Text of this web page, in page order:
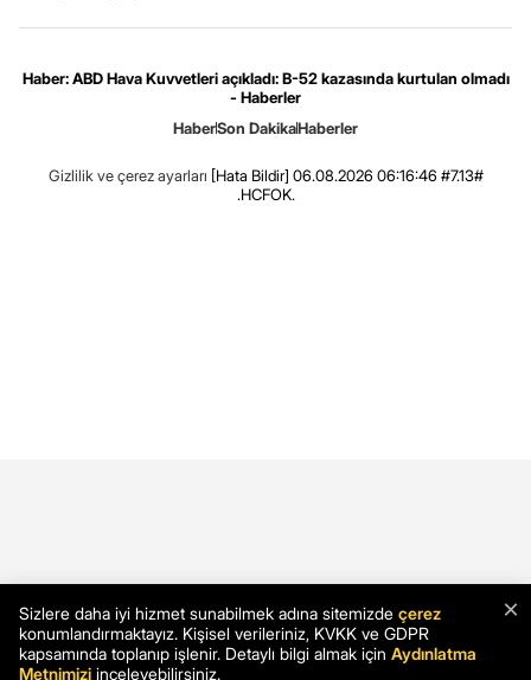
Haber: ABD Hava Kuvvetleri açıkladı: B-52 kazasında kurtulan olmadı
- Haberler
HaberSon DakikaHaberler
Gizlilik ve çerez ayarları [Hata Bildir] 06.08.2026 06:16:46 #7.13#
.HCFOK.
×
Sizlere daha iyi hizmet sunabilmek adına sitemizde çerez
konumlandırmaktayız. Kişisel verileriniz, KVKK ve GDPR
kapsamında toplanıp işlenir. Detaylı bilgi almak için Aydınlatma
Metnimizi inceleyebilirsiniz.